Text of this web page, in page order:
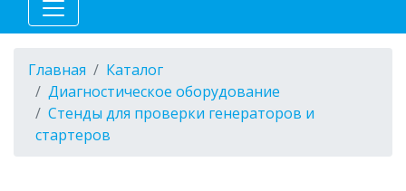
Главная
Каталог
Диагностическое оборудование
Стенды для проверки генераторов и
стартеров